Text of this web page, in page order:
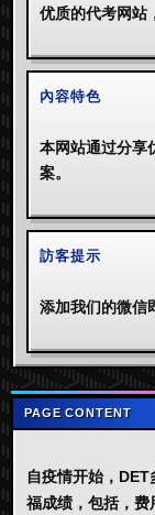
优质的代考网站
內容特色
本网站通过分享
案。
訪客提示
添加我们的微信
PAGE CONTENT
自疫情开始，
福成绩，包括，费